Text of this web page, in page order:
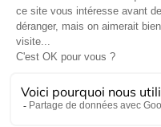
de ventes| © Hydrodis